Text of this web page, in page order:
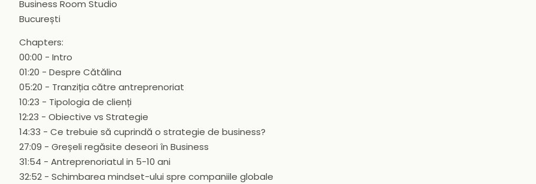
Business Room Studio
București
Chapters:
00:00 - Intro
01:20 - Despre Cătălina
05:20 - Tranziția către antreprenoriat
10:23 - Tipologia de clienți
12:23 - Obiective vs Strategie
14:33 - Ce trebuie să cuprindă o strategie de business?
27:09 - Greșeli regăsite deseori în Business
31:54 - Antreprenoriatul in 5-10 ani
32:52 - Schimbarea mindset-ului spre companiile globale